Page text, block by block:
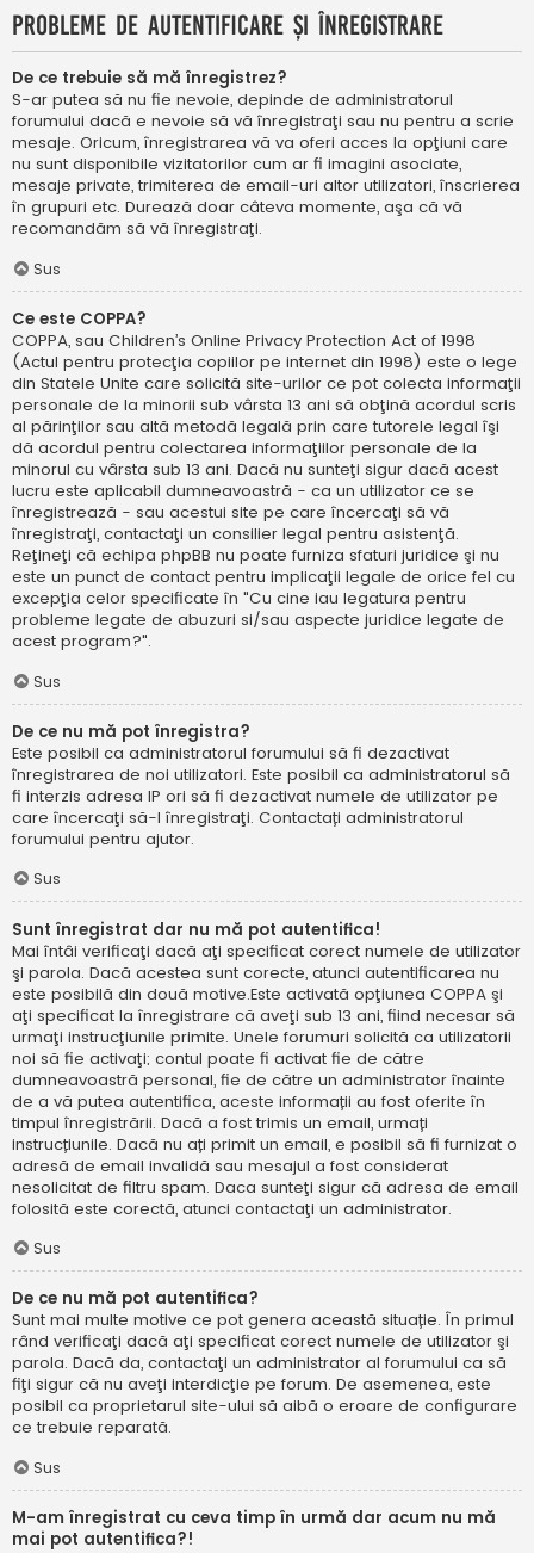
Probleme de autentificare şi înregistrare
De ce trebuie să mă înregistrez?
S-ar putea să nu fie nevoie, depinde de administratorul
forumului dacă e nevoie să vă înregistraţi sau nu pentru a scrie
mesaje. Oricum, înregistrarea vă va oferi acces la opţiuni care
nu sunt disponibile vizitatorilor cum ar fi imagini asociate,
mesaje private, trimiterea de email-uri altor utilizatori, înscrierea
în grupuri etc. Durează doar câteva momente, aşa că vă
recomandăm să vă înregistraţi.
Sus
Ce este COPPA?
COPPA, sau Children’s Online Privacy Protection Act of 1998
(Actul pentru protecţia copiilor pe internet din 1998) este o lege
din Statele Unite care solicită site-urilor ce pot colecta informaţii
personale de la minorii sub vârsta 13 ani să obţină acordul scris
al părinţilor sau altă metodă legală prin care tutorele legal îşi
dă acordul pentru colectarea informaţiilor personale de la
minorul cu vârsta sub 13 ani. Dacă nu sunteţi sigur dacă acest
lucru este aplicabil dumneavoastră - ca un utilizator ce se
înregistrează - sau acestui site pe care încercaţi să vă
înregistraţi, contactaţi un consilier legal pentru asistenţă.
Reţineţi că echipa phpBB nu poate furniza sfaturi juridice şi nu
este un punct de contact pentru implicaţii legale de orice fel cu
excepţia celor specificate în "Cu cine iau legatura pentru
probleme legate de abuzuri si/sau aspecte juridice legate de
acest program?".
Sus
De ce nu mă pot înregistra?
Este posibil ca administratorul forumului să fi dezactivat
înregistrarea de noi utilizatori. Este posibil ca administratorul să
fi interzis adresa IP ori să fi dezactivat numele de utilizator pe
care încercaţi să-l înregistraţi. Contactați administratorul
forumului pentru ajutor.
Sus
Sunt înregistrat dar nu mă pot autentifica!
Mai întâi verificaţi dacă aţi specificat corect numele de utilizator
şi parola. Dacă acestea sunt corecte, atunci autentificarea nu
este posibilă din două motive.Este activată opţiunea COPPA şi
aţi specificat la înregistrare că aveţi sub 13 ani, fiind necesar să
urmaţi instrucţiunile primite. Unele forumuri solicită ca utilizatorii
noi să fie activaţi; contul poate fi activat fie de către
dumneavoastră personal, fie de către un administrator înainte
de a vă putea autentifica, aceste informații au fost oferite în
timpul înregistrării. Dacă a fost trimis un email, urmați
instrucțiunile. Dacă nu ați primit un email, e posibil să fi furnizat o
adresă de email invalidă sau mesajul a fost considerat
nesolicitat de filtru spam. Daca sunteţi sigur că adresa de email
folosită este corectă, atunci contactaţi un administrator.
Sus
De ce nu mă pot autentifica?
Sunt mai multe motive ce pot genera această situație. În primul
rând verificaţi dacă aţi specificat corect numele de utilizator şi
parola. Dacă da, contactaţi un administrator al forumului ca să
fiţi sigur că nu aveţi interdicţie pe forum. De asemenea, este
posibil ca proprietarul site-ului să aibă o eroare de configurare
ce trebuie reparată.
Sus
M-am înregistrat cu ceva timp în urmă dar acum nu mă
mai pot autentifica?!